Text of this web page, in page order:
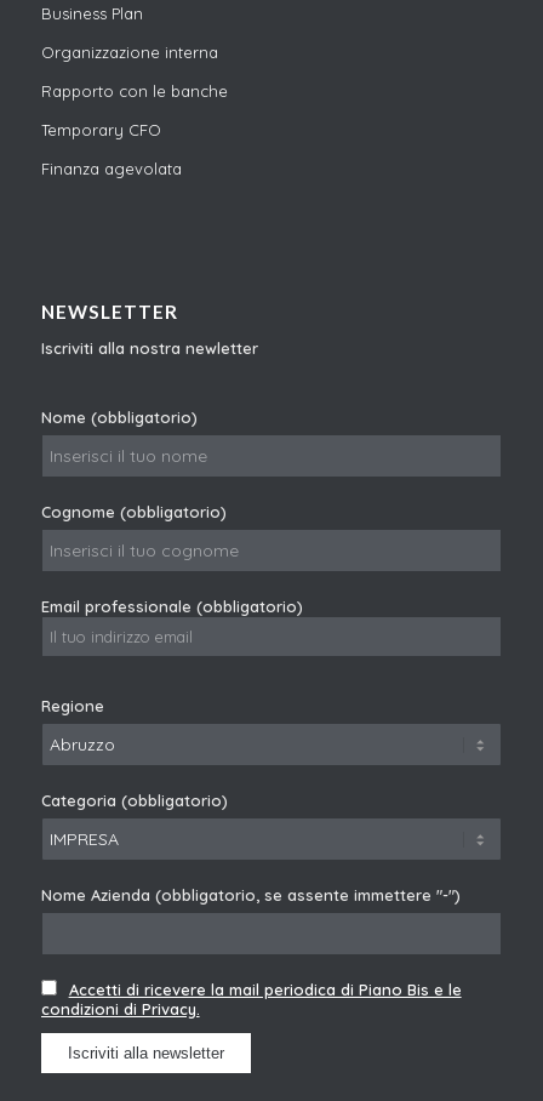
Business Plan
Organizzazione interna
Rapporto con le banche
Temporary CFO
Finanza agevolata
NEWSLETTER
Iscriviti alla nostra newletter
Nome (obbligatorio)
Cognome (obbligatorio)
Email professionale (obbligatorio)
Regione
Categoria (obbligatorio)
Nome Azienda (obbligatorio, se assente immettere "-")
Accetti di ricevere la mail periodica di Piano Bis e le
condizioni di Privacy.